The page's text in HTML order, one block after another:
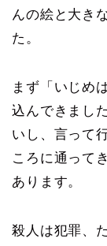
んの絵と大き
た。
まず「いじめ
込んできまし
いし、言って
ころに通って
あります。
殺人は犯罪、